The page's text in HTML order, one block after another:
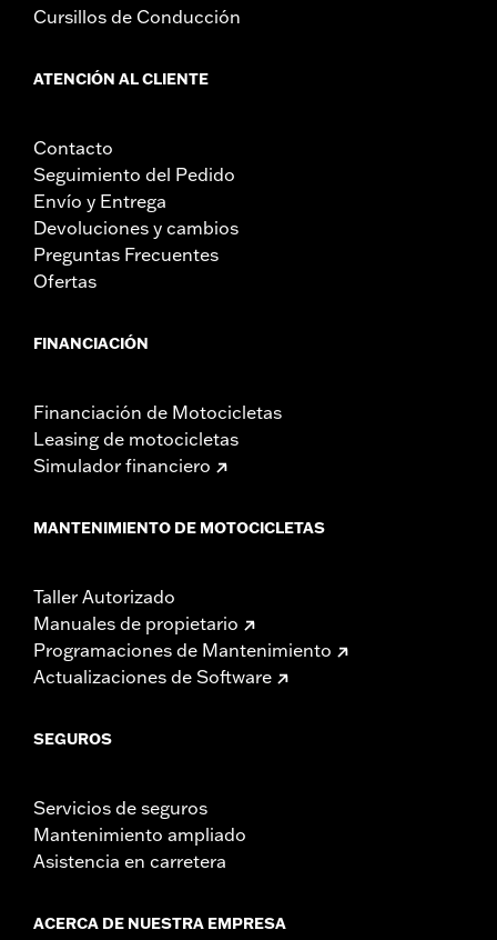
California guidelines on tampering can also lead to
rider only.
Cursillos de Conducción
ATENCIÓN AL CLIENTE
Contacto
Seguimiento del Pedido
Envío y Entrega
Devoluciones y cambios
Preguntas Frecuentes
Ofertas
FINANCIACIÓN
Financiación de Motocicletas
Leasing de motocicletas
Simulador financiero
MANTENIMIENTO DE MOTOCICLETAS
Taller Autorizado
Manuales de propietario
Programaciones de Mantenimiento
Actualizaciones de Software
SEGUROS
Servicios de seguros
Mantenimiento ampliado
Asistencia en carretera
ACERCA DE NUESTRA EMPRESA